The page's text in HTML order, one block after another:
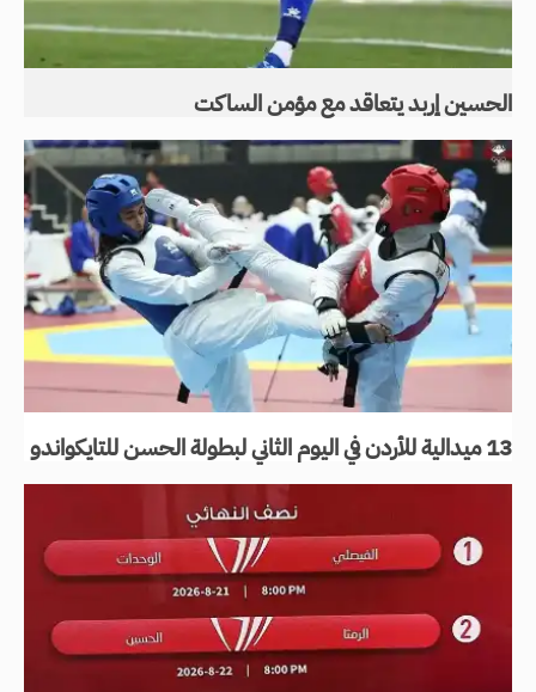
الحسين إربد يتعاقد مع مؤمن الساكت
13 ميدالية للأردن في اليوم الثاني لبطولة الحسن للتايكواندو